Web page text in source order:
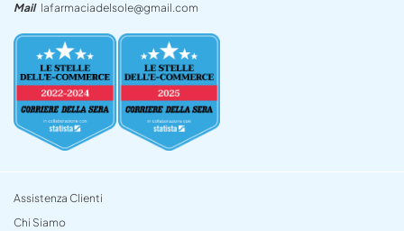
Mail lafarmaciadelsole@gmail.com
Assistenza Clienti
Chi Siamo